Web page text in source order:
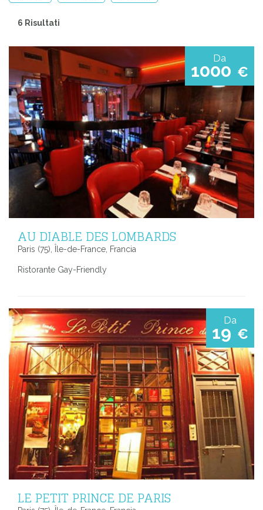
6 Risultati
Da
1000 €
AU DIABLE DES LOMBARDS
Paris (75), Île-de-France, Francia
Ristorante Gay-Friendly
Da
19 €
LE PETIT PRINCE DE PARIS